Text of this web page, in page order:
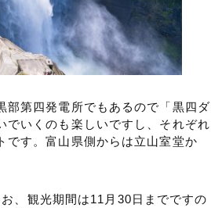
部第四発電所でもあるので「黒四ダ
でいくのも楽しいですし、それぞれ
です。富山県側からは立山室堂か
、観光期間は11月30日までですの